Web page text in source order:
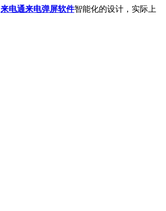
来电通来电弹屏软件智能化的设计，实际上